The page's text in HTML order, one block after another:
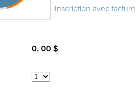
Inscription avec facture
0, 00 $